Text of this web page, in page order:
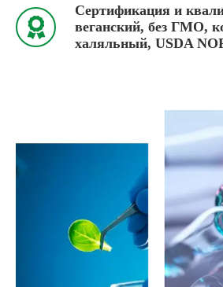

Сертификация и
веганский, без ГМО,
халяльный, USDA